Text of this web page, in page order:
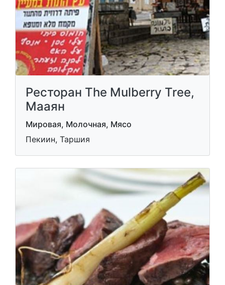
Ресторан The Mulberry Tree,
Мааян
Мировая, Молочная, Мясо
Пекиин, Таршия